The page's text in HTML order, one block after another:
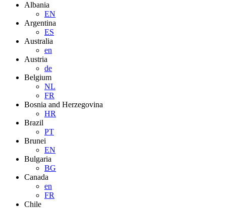
Albania
EN
Argentina
ES
Australia
en
Austria
de
Belgium
NL
FR
Bosnia and Herzegovina
HR
Brazil
PT
Brunei
EN
Bulgaria
BG
Canada
en
FR
Chile